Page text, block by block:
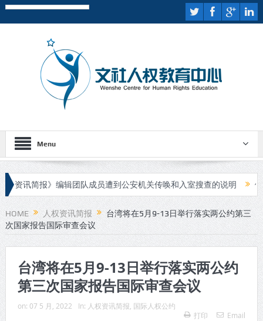
Menu
讯简报》编辑团队成员遭到公安机关传唤和入室搜查的说明 伊斯
行庭审
HOME 人权资讯简报
台湾将在5月9-13日举行落实两公约第三
次国家报告国际审查会议
台湾将在5月9-13日举行落实两公约
第三次国家报告国际审查会议
on: 07 5 月, 2022 In: 人权资讯简报 国际人权公约
打印
Email